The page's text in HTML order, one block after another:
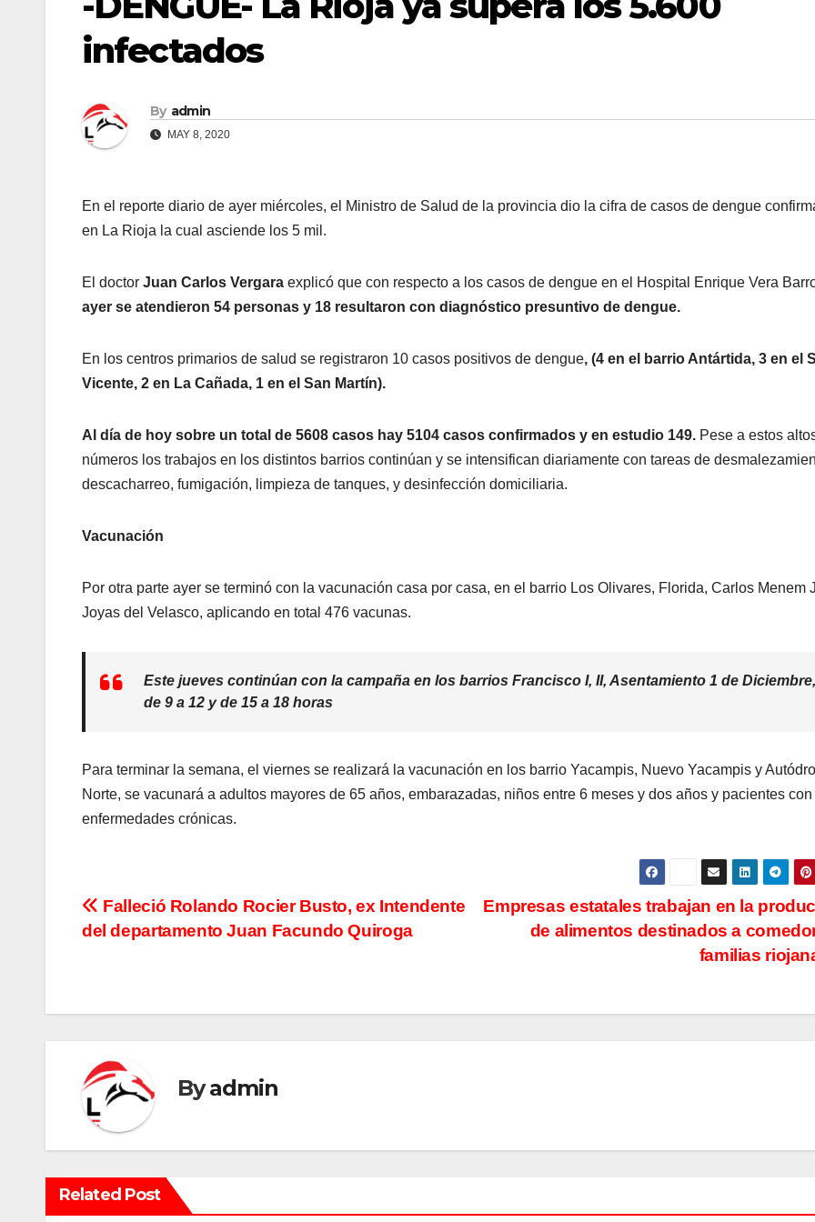
infectados
By admin
MAY 8, 2020
En el reporte diario de ayer miércoles, el Ministro de Salud de la provincia dio la cifra de casos de dengue
en La Rioja la cual asciende los 5 mil.
El doctor Juan Carlos Vergara explicó que con respecto a los casos de dengue en el Hospital Enrique Vera
ayer se atendieron 54 personas y 18 resultaron con diagnóstico presuntivo de dengue.
En los centros primarios de salud se registraron 10 casos positivos de dengue, (4 en el barrio Antártida, 3 en el
Vicente, 2 en La Cañada, 1 en el San Martín).
Al día de hoy sobre un total de 5608 casos hay 5104 casos confirmados y en estudio 149. Pese a estos
números los trabajos en los distintos barrios continúan y se intensifican diariamente con tareas de
descacharreo, fumigación, limpieza de tanques, y desinfección domiciliaria.
Vacunación
Por otra parte ayer se terminó con la vacunación casa por casa, en el barrio Los Olivares, Florida, Carlos Menem
Joyas del Velasco, aplicando en total 476 vacunas.
Este jueves continúan con la campaña en los barrios Francisco I, II, Asentamiento 1 de Diciembre,
de 9 a 12 y de 15 a 18 horas
Para terminar la semana, el viernes se realizará la vacunación en los barrio Yacampis, Nuevo Yacampis y
Norte, se vacunará a adultos mayores de 65 años, embarazadas, niños entre 6 meses y dos años y pacientes con
enfermedades crónicas.
N
e
g
a
c
i
ó
Empresas estatales trabajan en la
de alimentos destinados a
familias
Falleció Rolando Rocier Busto, ex Intendente
del departamento Juan Facundo Quiroga
Byadmin
Related Post